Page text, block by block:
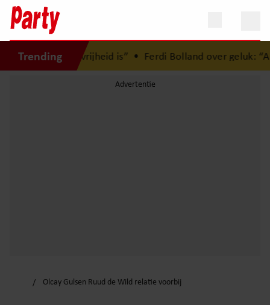
Trending
hoe kostbaar vrijheid is”• Ferdi Bolland over geluk:
Olcay Gulsen Ruud de Wild relatie voorbij